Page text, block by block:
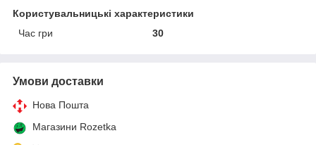
Користувальницькі характеристики
Час гри
30
Умови доставки
Нова Пошта
Магазини Rozetka